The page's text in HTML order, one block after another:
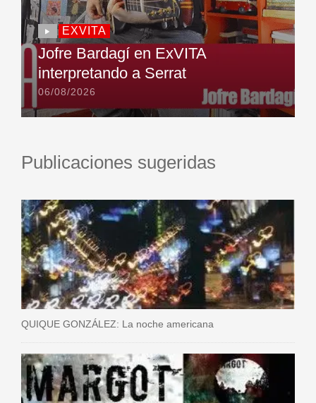
EXVITA
Jofre Bardagí en ExVITA
interpretando a Serrat
06/08/2026
Publicaciones sugeridas
QUIQUE GONZÁLEZ: La noche americana